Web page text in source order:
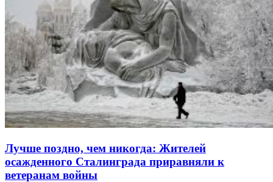
Лучше поздно, чем никогда: Жителей
осажденного Сталинграда приравняли к
ветеранам войны